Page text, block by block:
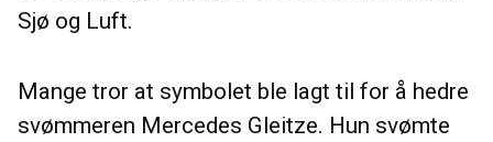
Sjø og Luft.
Mange tror at symbolet ble lagt til for å hedre
svømmeren Mercedes Gleitze. Hun svømte